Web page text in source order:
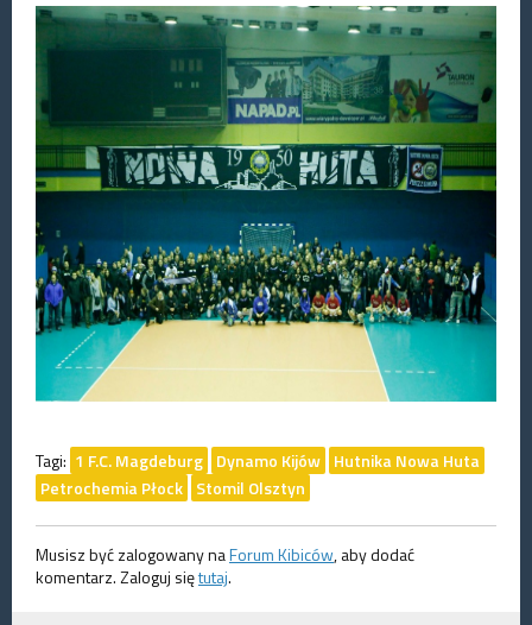
Tagi: 1 F.C. Magdeburg Dynamo Kijów Hutnika Nowa Huta
Petrochemia Płock Stomil Olsztyn
Musisz być zalogowany naForum Kibiców, aby dodać
komentarz. Zaloguj siętutaj.